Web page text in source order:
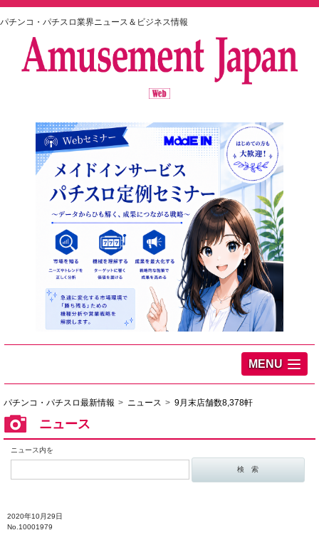
パチンコ・パチスロ業界ニュース＆ビジネス情報
MENU
パチンコ・パチスロ最新情報 ニュース 9月末店舗数8,378軒
ニュース
ニュース内を
2020年10月29日
No.10001979